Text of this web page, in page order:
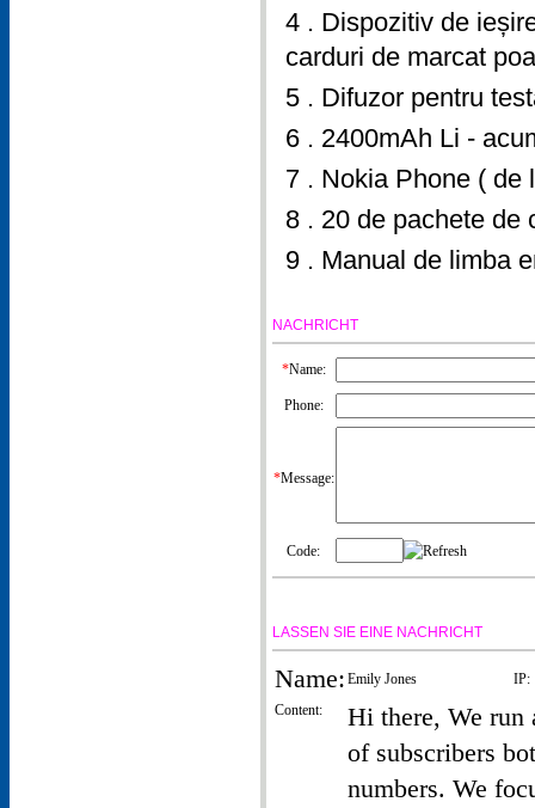
4 . Dispozitiv de
carduri de marcat
5 . Difuzor pentru
6 . 2400mAh Li -
7 . Nokia Phone ( de
8 . 20 de pachete de
9 . Manual de limba
NACHRICHT
*Name:
Phone:
*Message:
Code:
LASSEN SIE EINE NACHRICHT
Name: Emily Jones
IP:
Content:
Hi there, We run
of subscribers
numbers. We